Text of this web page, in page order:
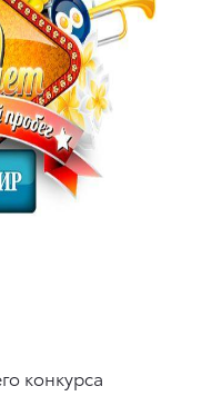
конкурса